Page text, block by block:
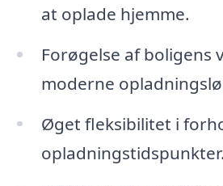
at oplade hjemme.
Forøgelse af boligens
moderne
Øget fleksibilitet i
opladningstidspunkter.